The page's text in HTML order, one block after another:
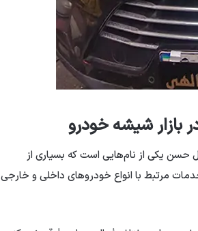
بازار شیشه خودرو
یکی از نام‌هایی است که بسیاری از
مرتبط با انواع خودروهای داخلی و خارجی